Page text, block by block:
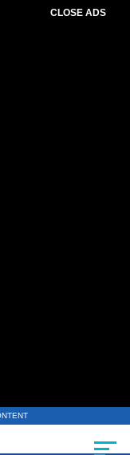
CLOSE ADS